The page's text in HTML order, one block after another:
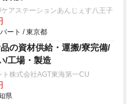
ケアステーションあんじぇす八王子
ート / 東京都
の資材供給・運搬/寮完備/
/工場・製造
ト株式会社AGT東海第一CU
県